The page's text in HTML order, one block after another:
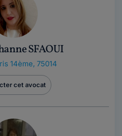
SFAOUI
14ème, 75014
cet avocat